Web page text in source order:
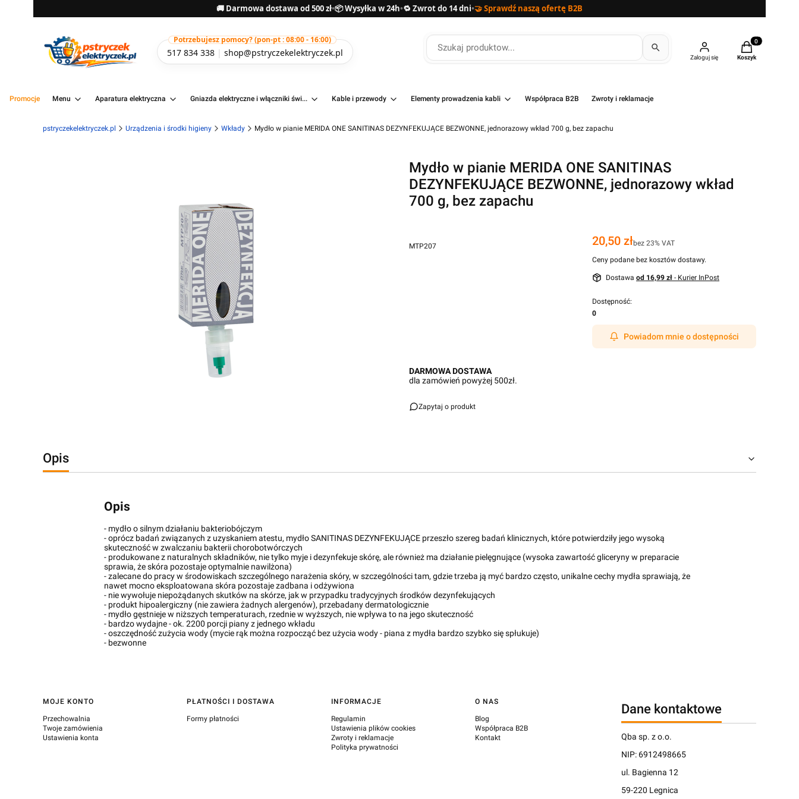
🚚 Darmowa dostawa od 500 zł•📦 Wysyłka w 24h•🔁 Zwrot do 14 dni•🤝 Sprawdź naszą ofertę B2B
Potrzebujesz pomocy? (pon-pt : 08:00 - 16:00)
517 834 338 | shop@pstryczekelektryczek.pl Zaloguj się
Produkty w
Koszyk
Promocje Menu Aparatura elektryczna Gniazda elektryczne i włączniki świ... Kable i przewody Elementy prowadzenia kabli Współpraca B2B Zwroty i reklamacje
pstryczekelektryczek.pl Urządzenia i środki higieny Wkłady Mydło w pianie MERIDA ONE SANITINAS DEZYNFEKUJĄCE BEZWONNE, jednorazowy wkład 700 g, bez zapachu
Mydło w pianie MERIDA ONE SANITINAS
DEZYNFEKUJĄCE BEZWONNE, jednorazowy wkład
700 g, bez zapachu
MTP207 Cena
20,50 złbez 23% VAT
Ceny podane bez kosztów dostawy.
Dostawa od 16,99 zł - Kurier InPost
Dostępność:
0
Powiadom mnie o dostępności
DARMOWA DOSTAWA
dla zamówień powyżej 500zł.
Zapytaj o produkt
Opis
Opis
- mydło o silnym działaniu bakteriobójczym
- oprócz badań związanych z uzyskaniem atestu, mydło SANITINAS DEZYNFEKUJĄCE przeszło szereg badań klinicznych, które potwierdziły jego wysoką
skuteczność w zwalczaniu bakterii chorobotwórczych
- produkowane z naturalnych składników, nie tylko myje i dezynfekuje skórę, ale również ma działanie pielęgnujące (wysoka zawartość gliceryny w preparacie
sprawia, że skóra pozostaje optymalnie nawilżona)
- zalecane do pracy w środowiskach szczególnego narażenia skóry, w szczególności tam, gdzie trzeba ją myć bardzo często, unikalne cechy mydła sprawiają, że
nawet mocno eksploatowana skóra pozostaje zadbana i odżywiona
- nie wywołuje niepożądanych skutków na skórze, jak w przypadku tradycyjnych środków dezynfekujących
- produkt hipoalergiczny (nie zawiera żadnych alergenów), przebadany dermatologicznie
- mydło gęstnieje w niższych temperaturach, rzednie w wyższych, nie wpływa to na jego skuteczność
- bardzo wydajne - ok. 2200 porcji piany z jednego wkładu
- oszczędność zużycia wody (mycie rąk można rozpocząć bez użycia wody - piana z mydła bardzo szybko się spłukuje)
- bezwonne
Linki w stopce
MOJE KONTO
Przechowalnia
Twoje zamówienia
Ustawienia konta
PŁATNOŚCI I DOSTAWA
Formy płatności
INFORMACJE
Regulamin
Ustawienia plików cookies
Zwroty i reklamacje
Polityka prywatności
O NAS
Blog
Współpraca B2B
Kontakt
Dane kontaktowe
Qba sp. z o.o.
NIP: 6912498665
ul. Bagienna 12
59-220 Legnica